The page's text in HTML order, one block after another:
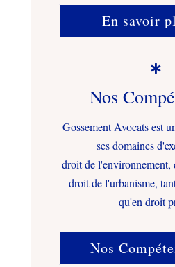
En savoir

Nos
Gossement Avocats est
ses domaines
droit de l'environnement,
droit de l'urbanisme,
qu'en droit
Nos